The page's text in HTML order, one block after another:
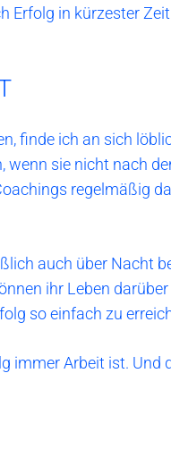
Erfolg in kürzester
finde ich an sich
wenn sie nicht nach
regelmäßig
auch über Nacht
ihr Leben
so einfach zu
immer Arbeit ist.